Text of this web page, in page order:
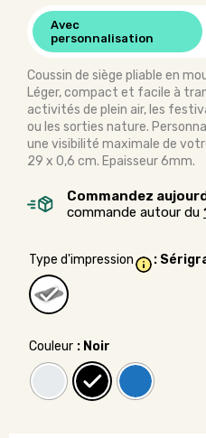
Avec
personnalisation
Coussin de siège pliable en
Léger, compact et facile à
activités de plein air, les
ou les sorties nature.
une visibilité maximale de
29 x 0,6 cm. Epaisseur 6mm.
Commandez
commande autour du
Type d'impression :
Couleur : Noir